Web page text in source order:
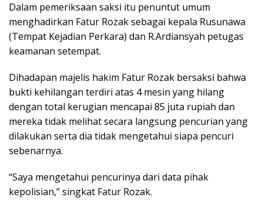
Dalam pemeriksaan saksi itu penuntut umum
menghadirkan Fatur Rozak sebagai kepala Rusunawa
(Tempat Kejadian Perkara) dan R.Ardiansyah petugas
keamanan setempat.
Dihadapan majelis hakim Fatur Rozak bersaksi bahwa
bukti kehilangan terdiri atas 4 mesin yang hilang
dengan total kerugian mencapai 85 juta rupiah dan
mereka tidak melihat secara langsung pencurian yang
dilakukan serta dia tidak mengetahui siapa pencuri
sebenarnya.
“Saya mengetahui pencurinya dari data pihak
kepolisian,” singkat Fatur Rozak.